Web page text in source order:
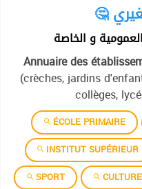
و الخاصة
Annuaire des
(crèches, jardins
collèges,
ÉCOLE PRIMAIRE
INSTITUT SUPÉRIEUR
SPORT
CULTURE